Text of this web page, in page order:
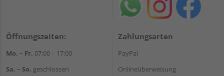
Öffnungszeiten:
Mo. – Fr. 07:00 – 17:00
Sa. – So. geschlossen
Zahlungsarten
PayPal
Onlineüberweisung